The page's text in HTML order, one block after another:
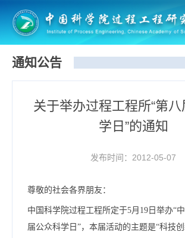
通知公告
关于举办过程工程所“第
学日”的通知
发布时间：2012-05-07
尊敬的社会各界朋友：
中国科学院过程工程所定于5月19日举办“
届公众科学日”，本届活动的主题是“科技创